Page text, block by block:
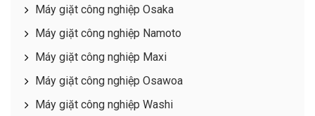
Máy giặt công nghiệp Osaka
Máy giặt công nghiệp Namoto
Máy giặt công nghiệp Maxi
Máy giặt công nghiệp Osawoa
Máy giặt công nghiệp Washi